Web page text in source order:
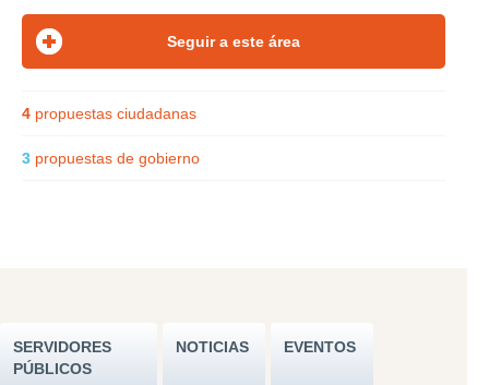
4 propuestas ciudadanas
3 propuestas de gobierno
SERVIDORES
PÚBLICOS
NOTICIAS EVENTOS